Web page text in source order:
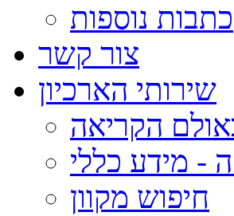
כתבות נוספות
צור קשר
שירותי הארכיון
הקריאה
- מידע כללי
חיפוש מקוון